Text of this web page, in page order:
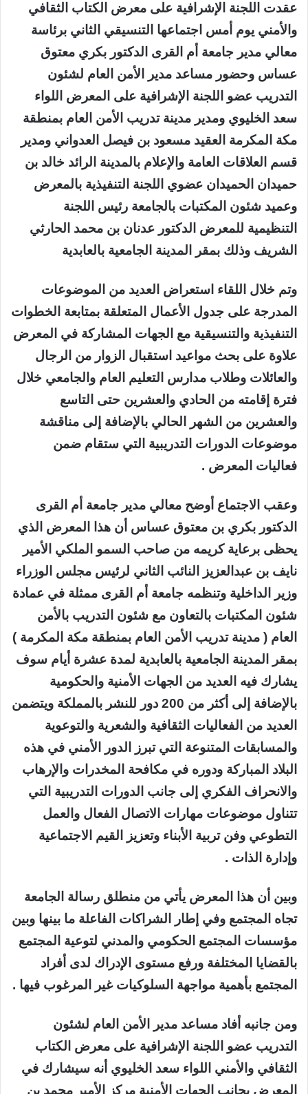
عقدت اللجنة الإشرافية على معرض الكتاب الثقافي
والأمني يوم أمس اجتماعها التنسيقي الثاني برئاسة
معالي مدير جامعة أم القرى الدكتور بكري معتوق
عساس وحضور مساعد مدير الأمن العام لشئون
التدريب عضو اللجنة الإشرافية على المعرض اللواء
سعد الخليوي ومدير مدينة تدريب الأمن العام بمنطقة
مكة المكرمة العقيد مسعود بن فيصل العدواني ومدير
قسم العلاقات العامة والإعلام بالمدينة الرائد خالد بن
حميدان الحميدان عضوي اللجنة التنفيذية بالمعرض
وعميد شئون المكتبات بالجامعة رئيس اللجنة
التنظيمية للمعرض الدكتور عدنان بن محمد الحارثي
الشريف وذلك بمقر المدينة الجامعية بالعابدية
وتم خلال اللقاء استعراض العديد من الموضوعات
المدرجة على جدول الأعمال المتعلقة بمتابعة الخطوات
التنفيذية والتنسيقية مع الجهات المشاركة في المعرض
علاوة على بحث مواعيد استقبال الزوار من الرجال
والعائلات وطلاب مدارس التعليم العام والجامعي خلال
فترة إقامته من الحادي والعشرين حتى التاسع
والعشرين من الشهر الحالي بالإضافة إلى مناقشة
موضوعات الدورات التدريبية التي ستقام ضمن
فعاليات المعرض .
وعقب الاجتماع أوضح معالي مدير جامعة أم القرى
الدكتور بكري بن معتوق عساس أن هذا المعرض الذي
يحظى برعاية كريمه من صاحب السمو الملكي الأمير
نايف بن عبدالعزيز النائب الثاني لرئيس مجلس الوزراء
وزير الداخلية وتنظمه جامعة أم القرى ممثلة في عمادة
شئون المكتبات بالتعاون مع شئون التدريب بالأمن
العام ( مدينة تدريب الأمن العام بمنطقة مكة المكرمة )
بمقر المدينة الجامعية بالعابدية لمدة عشرة أيام سوف
يشارك فيه العديد من الجهات الأمنية والحكومية
بالإضافة إلى أكثر من 200 دور للنشر بالمملكة ويتضمن
العديد من الفعاليات الثقافية والشعرية والتوعوية
والمسابقات المتنوعة التي تبرز الدور الأمني في هذه
البلاد المباركة ودوره في مكافحة المخدرات والإرهاب
والانحراف الفكري إلى جانب الدورات التدريبية التي
تتناول موضوعات مهارات الاتصال الفعال والعمل
التطوعي وفن تربية الأبناء وتعزيز القيم الاجتماعية
وإدارة الذات .
وبين أن هذا المعرض يأتي من منطلق رسالة الجامعة
تجاه المجتمع وفي إطار الشراكات الفاعلة ما بينها وبين
مؤسسات المجتمع الحكومي والمدني لتوعية المجتمع
بالقضايا المختلفة ورفع مستوى الإدراك لدى أفراد
المجتمع بأهمية مواجهة السلوكيات غير المرغوب فيها .
ومن جانبه أفاد مساعد مدير الأمن العام لشئون
التدريب عضو اللجنة الإشرافية على معرض الكتاب
الثقافي والأمني اللواء سعد الخليوي أنه سيشارك في
المعرض بجانب الجهات الأمنية مركز الأمير محمد بن